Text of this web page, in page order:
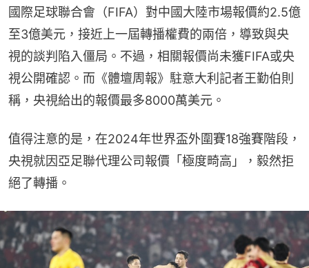
國際足球聯合會（FIFA）對中國大陸市場報價約2.5億
至3億美元，接近上一屆轉播權費的兩倍，導致與央
視的談判陷入僵局。不過，相關報價尚未獲FIFA或央
視公開確認。而《體壇周報》駐意大利記者王勤伯則
稱，央視給出的報價最多8000萬美元。
值得注意的是，在2024年世界盃外圍賽18強賽階段，
央視就因亞足聯代理公司報價「極度畸高」，毅然拒
絕了轉播。